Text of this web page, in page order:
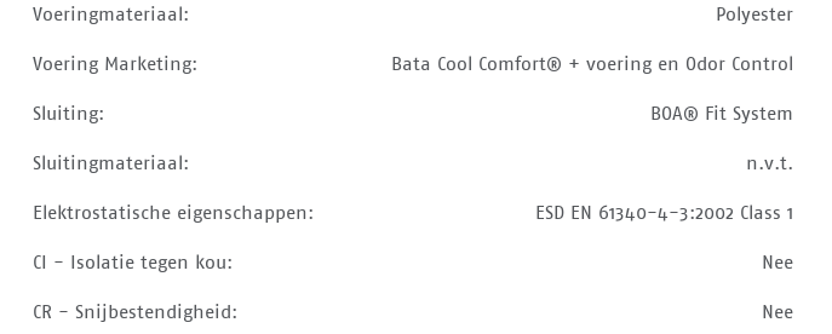
Voeringmateriaal: Polyester
Voering Marketing: Bata Cool Comfort® + voering en Odor Control
Sluiting: BOA® Fit System
Sluitingmateriaal: n.v.t.
Elektrostatische eigenschappen: ESD EN 61340-4-3:2002 Class 1
CI - Isolatie tegen kou: Nee
CR - Snijbestendigheid: Nee